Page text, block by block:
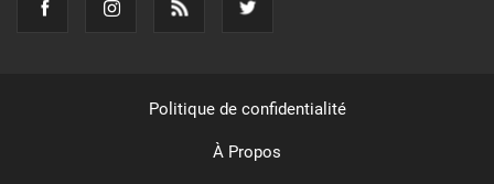
Politique de confidentialité
À Propos